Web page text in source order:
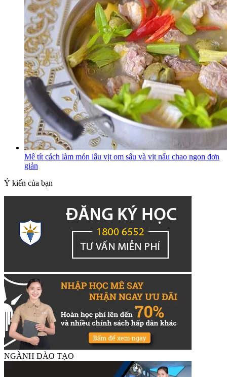
Mê tít cách làm món lẩu vịt om sấu và vịt nấu chao ngon đơn
giản
Ý kiến của bạn
NGÀNH ĐÀO TẠO